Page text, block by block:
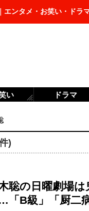
エンタメ・お笑い・ドラ
)
聡の日曜劇場は
「B級」「厨二
い ドラマ